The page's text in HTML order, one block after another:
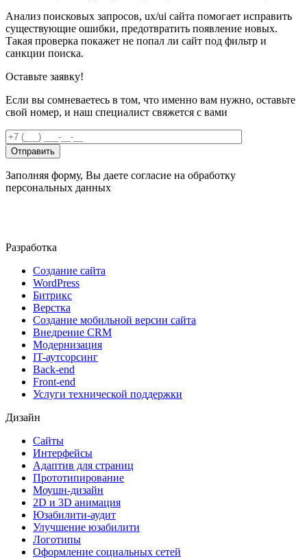
Анализ поисковых запросов, ux/ui сайта помогает исправить
существующие ошибки, предотвратить появление новых.
Такая проверка покажет не попал ли сайт под фильтр и
санкции поиска.
Оставьте заявку!
Если вы сомневаетесь в том, что именно вам нужно, оставьте
свой номер, и наш специалист свяжется с вами
Заполняя форму, Вы даете согласие на обработку
персональных данных
Разработка
Создание сайта
WordPress
Битрикс
Верстка
Создание мобильной версии сайта
Внедрение CRM
Модернизация
IT-аутсорсинг
Back-end
Front-end
Услуги технической поддержки
Дизайн
Сайты
Интерфейсы
Адаптив для страниц
Прототипирование
Моушн-дизайн
2D и 3D анимация
Юзабилити-аудит
Улучшение юзабилити
Логотипы
Оформление социальных сетей